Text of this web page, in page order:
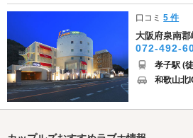
口コミ5 件
大阪府泉南
072-492-
孝子駅 (
和歌山北